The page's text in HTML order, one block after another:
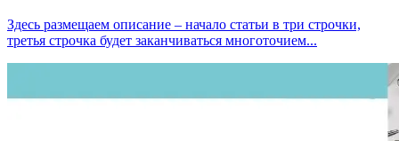
Здесь размещаем описание – начало статьи в три строчки,
третья строчка будет заканчиваться многоточием...